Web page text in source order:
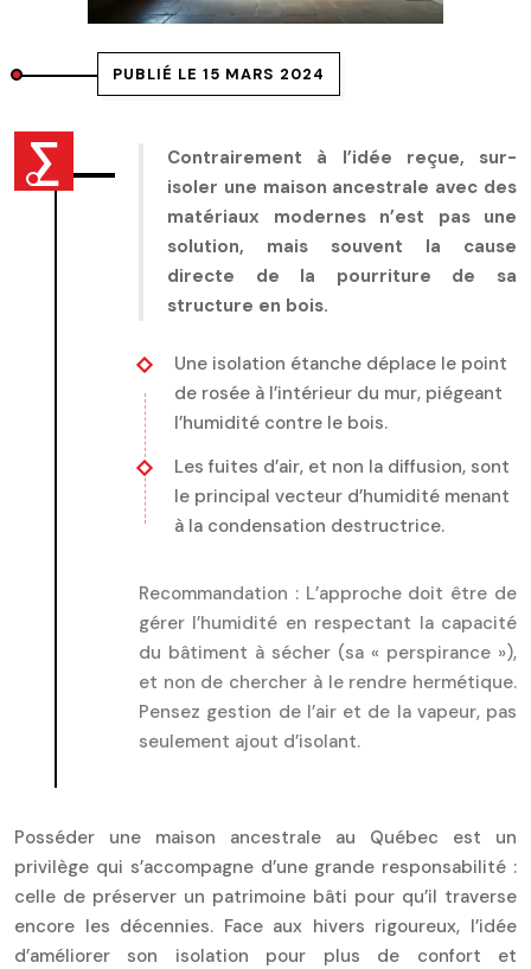
PUBLIÉ LE 15 MARS 2024
Contrairement à l’idée reçue, sur-
isoler une maison ancestrale avec des
matériaux modernes n’est pas une
solution, mais souvent la cause
directe de la pourriture de sa
structure en bois.
Une isolation étanche déplace le point
de rosée à l’intérieur du mur, piégeant
l’humidité contre le bois.
Les fuites d’air, et non la diffusion, sont
le principal vecteur d’humidité menant
à la condensation destructrice.
Recommandation :L’approche doit être de
gérer l’humidité en respectant la capacité
du bâtiment à sécher (sa « perspirance »),
et non de chercher à le rendre hermétique.
Pensez gestion de l’air et de la vapeur, pas
seulement ajout d’isolant.
Posséder une maison ancestrale au Québec est un
privilège qui s’accompagne d’une grande responsabilité :
celle de préserver un patrimoine bâti pour qu’il traverse
encore les décennies. Face aux hivers rigoureux, l’idée
d’améliorer son isolation pour plus de confort et